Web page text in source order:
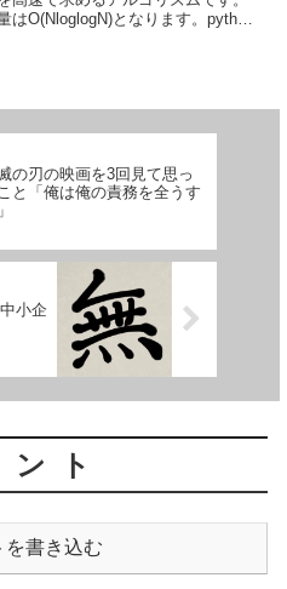
はO(NloglogN)となります。python
の刃の映画を3回見て思っ
と「俺は俺の責務を全うす
小企
ント
を書き込む